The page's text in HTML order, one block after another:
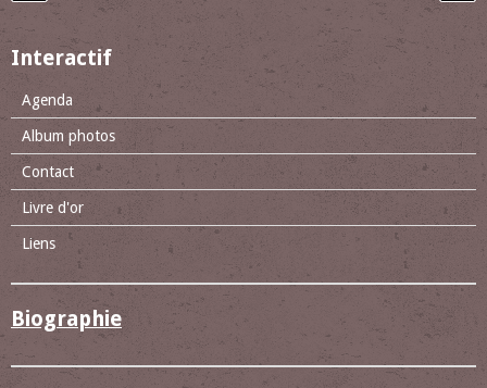
Interactif
Agenda
Album photos
Contact
Livre d'or
Liens
Biographie